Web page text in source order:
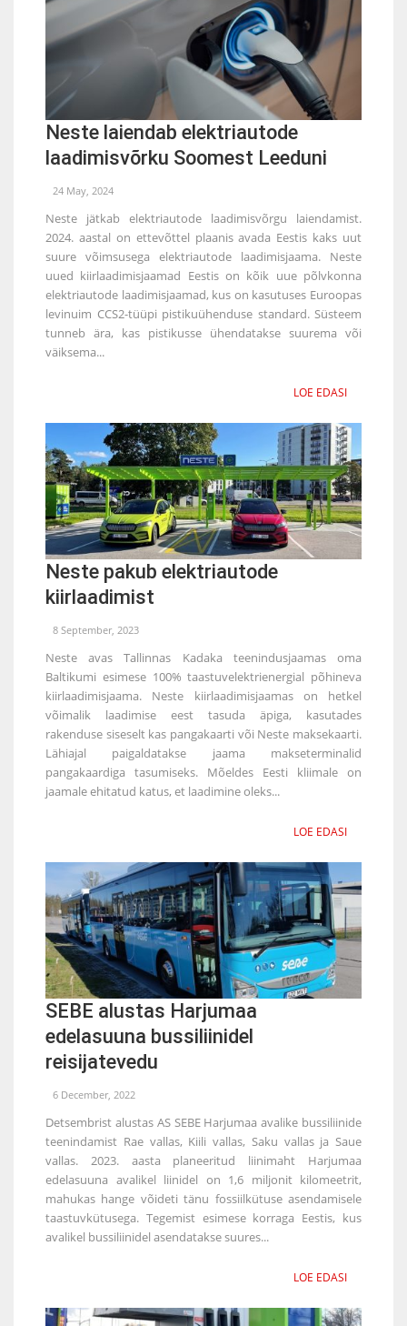
Neste laiendab elektriautode
laadimisvõrku Soomest Leeduni
24 May, 2024
Neste jätkab elektriautode laadimisvõrgu laiendamist.
2024. aastal on ettevõttel plaanis avada Eestis kaks uut
suure võimsusega elektriautode laadimisjaama. Neste
uued kiirlaadimisjaamad Eestis on kõik uue põlvkonna
elektriautode laadimisjaamad, kus on kasutuses Euroopas
levinuim CCS2-tüüpi pistikuühenduse standard. Süsteem
tunneb ära, kas pistikusse ühendatakse suurema või
väiksema...
LOE EDASI
Neste pakub elektriautode
kiirlaadimist
8 September, 2023
Neste avas Tallinnas Kadaka teenindusjaamas oma
Baltikumi esimese 100% taastuvelektrienergial põhineva
kiirlaadimisjaama. Neste kiirlaadimisjaamas on hetkel
võimalik laadimise eest tasuda äpiga, kasutades
rakenduse siseselt kas pangakaarti või Neste maksekaarti.
Lähiajal paigaldatakse jaama makseterminalid
pangakaardiga tasumiseks. Mõeldes Eesti kliimale on
jaamale ehitatud katus, et laadimine oleks...
LOE EDASI
SEBE alustas Harjumaa
edelasuuna bussiliinidel
reisijatevedu
6 December, 2022
Detsembrist alustas AS SEBE Harjumaa avalike bussiliinide
teenindamist Rae vallas, Kiili vallas, Saku vallas ja Saue
vallas. 2023. aasta planeeritud liinimaht Harjumaa
edelasuuna avalikel liinidel on 1,6 miljonit kilomeetrit,
mahukas hange võideti tänu fossiilkütuse asendamisele
taastuvkütusega. Tegemist esimese korraga Eestis, kus
avalikel bussiliinidel asendatakse suures...
LOE EDASI